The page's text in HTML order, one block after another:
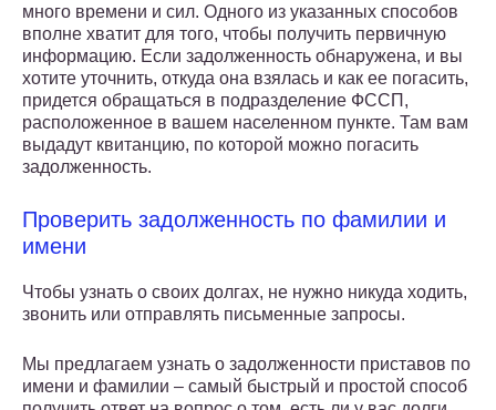
много времени и сил. Одного из указанных способов
вполне хватит для того, чтобы получить первичную
информацию. Если задолженность обнаружена, и вы
хотите уточнить, откуда она взялась и как ее погасить,
придется обращаться в подразделение ФССП,
расположенное в вашем населенном пункте. Там вам
выдадут квитанцию, по которой можно погасить
задолженность.
Проверить задолженность по фамилии и
имени
Чтобы узнать о своих долгах, не нужно никуда ходить,
звонить или отправлять письменные запросы.
Мы предлагаем узнать о задолженности приставов по
имени и фамилии – самый быстрый и простой способ